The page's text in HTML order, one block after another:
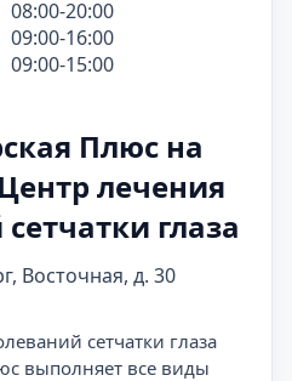
08:00-20:00
09:00-16:00
09:00-15:00
Плюс на
лечения
глаза
Восточная, д. 30
сетчатки глаза
выполняет все виды